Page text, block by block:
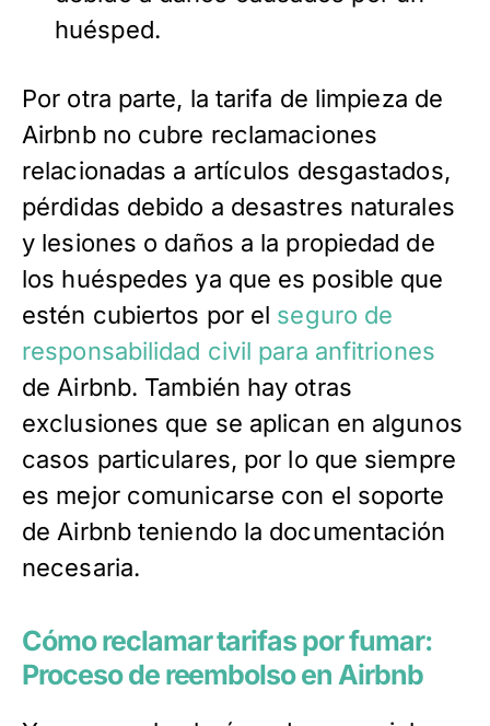
huésped.
Por otra parte, la tarifa de limpieza de
Airbnb no cubre reclamaciones
relacionadas a artículos desgastados,
pérdidas debido a desastres naturales
y lesiones o daños a la propiedad de
los huéspedes ya que es posible que
estén cubiertos por el seguro de
responsabilidad civil para anfitriones
de Airbnb. También hay otras
exclusiones que se aplican en algunos
casos particulares, por lo que siempre
es mejor comunicarse con el soporte
de Airbnb teniendo la documentación
necesaria.
Cómo reclamar tarifas por fumar:
Proceso de reembolso en Airbnb